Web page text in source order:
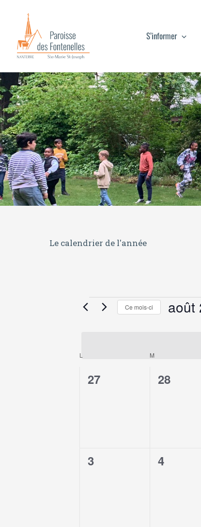
contenu
S’informer
Le calendrier de l'année